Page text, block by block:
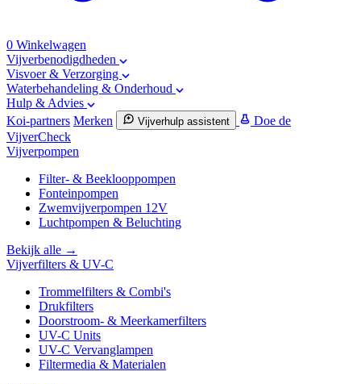
0 Winkelwagen
Vijverbenodigdheden
Visvoer & Verzorging
Waterbehandeling & Onderhoud
Hulp & Advies
Koi-partners Merken Vijverhulp assistent
Doe de
VijverCheck
Vijverpompen
Filter- & Beeklooppompen
Fonteinpompen
Zwemvijverpompen 12V
Luchtpompen & Beluchting
Bekijk alle →
Vijverfilters & UV-C
Trommelfilters & Combi's
Drukfilters
Doorstroom- & Meerkamerfilters
UV-C Units
UV-C Vervanglampen
Filtermedia & Materialen